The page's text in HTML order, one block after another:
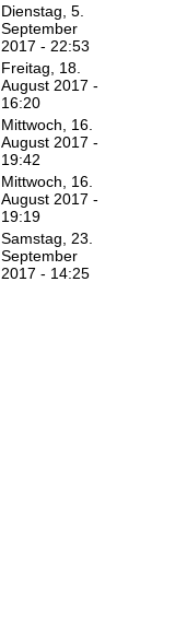
Dienstag, 5.
September
2017 - 22:53
Freitag, 18.
August 2017 -
16:20
Mittwoch, 16.
August 2017 -
19:42
Mittwoch, 16.
August 2017 -
19:19
Samstag, 23.
September
2017 - 14:25